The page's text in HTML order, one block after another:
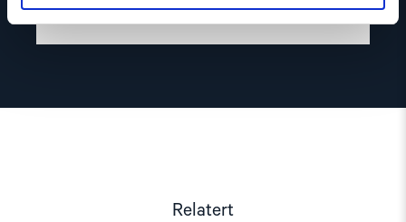
Relatert